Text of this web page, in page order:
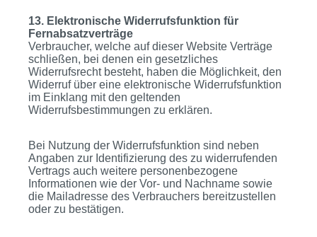
13. Elektronische Widerrufsfunktion für
Fernabsatzverträge
Verbraucher, welche auf dieser Website Verträge
schließen, bei denen ein gesetzliches
Widerrufsrecht besteht, haben die Möglichkeit, den
Widerruf über eine elektronische Widerrufsfunktion
im Einklang mit den geltenden
Widerrufsbestimmungen zu erklären.
Bei Nutzung der Widerrufsfunktion sind neben
Angaben zur Identifizierung des zu widerrufenden
Vertrags auch weitere personenbezogene
Informationen wie der Vor- und Nachname sowie
die Mailadresse des Verbrauchers bereitzustellen
oder zu bestätigen.